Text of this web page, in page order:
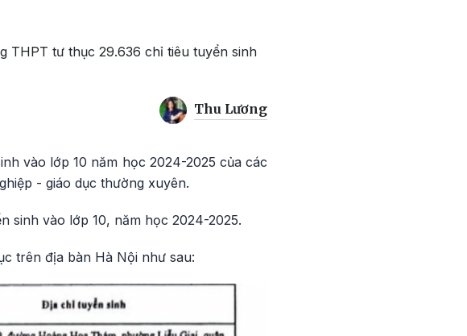
THPT tư thục 29.636 chỉ tiêu tuyển sinh
Thu Lương
vào lớp 10 năm học 2024-2025 của các
- giáo dục thường xuyên.
sinh vào lớp 10, năm học 2024-2025.
trên địa bàn Hà Nội như sau: